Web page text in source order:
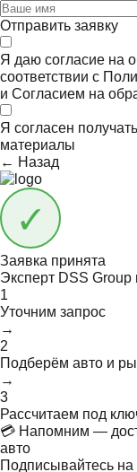
Отправить заявку
Я даю согласие на
соответствии с
и Согласием на
Я согласен получать
материалы
← Назад
Заявка принята
Эксперт DSS Group
1
Уточним запрос
→
2
Подберём авто и
→
3
Рассчитаем под
💳 Напомним —
авто
Подписывайтесь